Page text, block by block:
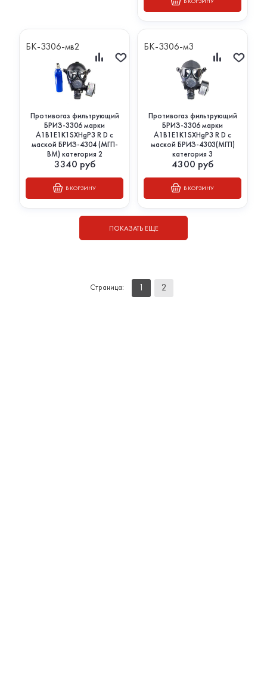
БК-3306-мв2
Противогаз фильтрующий
БРИЗ-3306 марки
A1B1E1K1SXHgP3 R D с
маской БРИЗ-4304 (МГП-
ВМ) категория 2
3340 руб
В КОРЗИНУ
БК-3306-м3
Противогаз фильтрующий
БРИЗ-3306 марки
A1B1E1K1SXHgP3 R D с
маской БРИЗ-4303(МГП)
категория 3
4300 руб
В КОРЗИНУ
ПОКАЗАТЬ ЕЩЕ
Страница: 1 2